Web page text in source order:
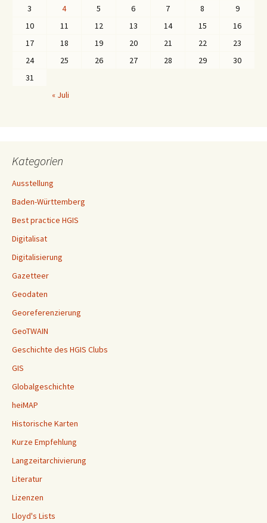
3
4 5 6 7 8
9
10
11 12 13 14 15
16
17
18 19 20 21 22
23
24
25 26 27 28 29
30
31
« Juli
Kategorien
Ausstellung
Baden-Württemberg
Best practice HGIS
Digitalisat
Digitalisierung
Gazetteer
Geodaten
Georeferenzierung
GeoTWAIN
Geschichte des HGIS Clubs
GIS
Globalgeschichte
heiMAP
Historische Karten
Kurze Empfehlung
Langzeitarchivierung
Literatur
Lizenzen
Lloyd's Lists